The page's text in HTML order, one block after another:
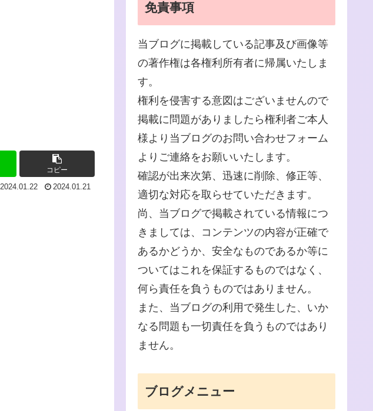
コピー
2024.01.22 2024.01.21
免責事項
当ブログに掲載している記事及び画像等
の著作権は各権利所有者に帰属いたしま
す。
権利を侵害する意図はございませんので
掲載に問題がありましたら権利者ご本人
様より当ブログのお問い合わせフォーム
よりご連絡をお願いいたします。
確認が出来次第、迅速に削除、修正等、
適切な対応を取らせていただきます。
尚、当ブログで掲載されている情報につ
きましては、コンテンツの内容が正確で
あるかどうか、安全なものであるか等に
ついてはこれを保証するものではなく、
何ら責任を負うものではありません。
また、当ブログの利用で発生した、いか
なる問題も一切責任を負うものではあり
ません。
ブログメニュー